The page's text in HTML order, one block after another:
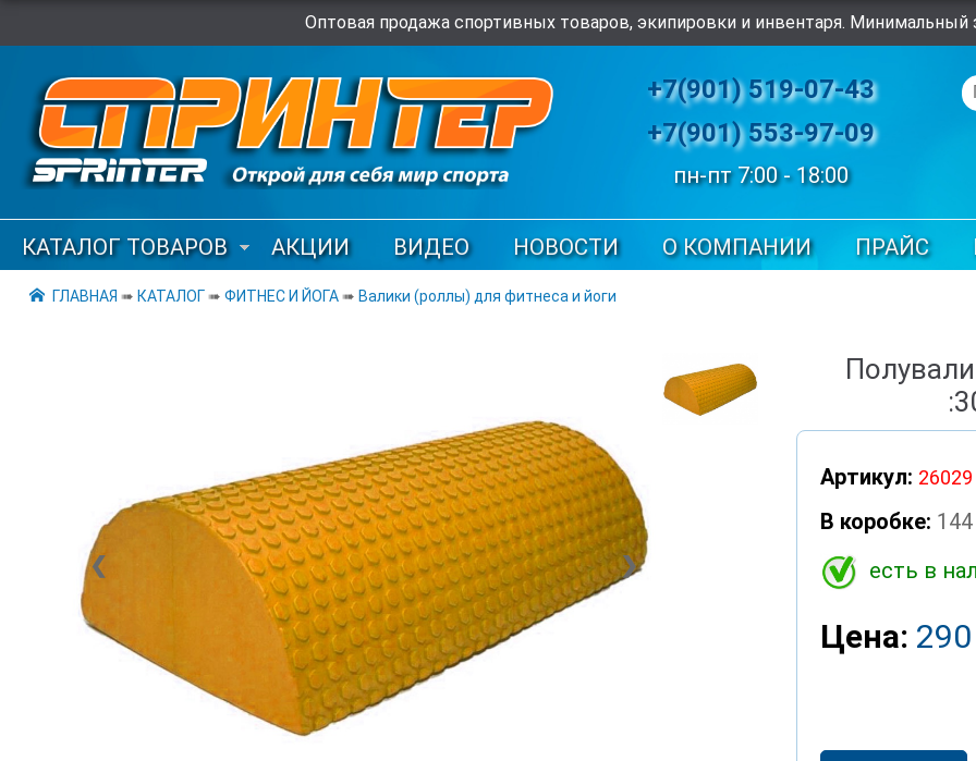
Оптовая продажа спортивных товаров, экипировки и инвентаря. Минимальный
+7(901) 519-07-43
+7(901) 553-97-09
пн-пт 7:00 - 18:00
КАТАЛОГ ТОВАРОВ АКЦИИ ВИДЕО НОВОСТИ О КОМПАНИИ ПРАЙС
ГЛАВНАЯ ➠ КАТАЛОГ➠ ФИТНЕС И ЙОГА➠ Валики (роллы) для фитнеса и йоги
❮ ❯
Артикул: 26029
В коробке:
есть в
Цена: 290